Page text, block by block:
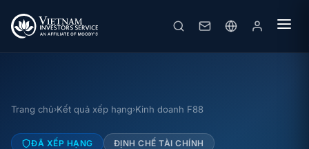
Trang chủ›Kết quả xếp hạng›Kinh doanh F88
ĐÃ XẾP HẠNG
ĐỊNH CHẾ TÀI CHÍNH